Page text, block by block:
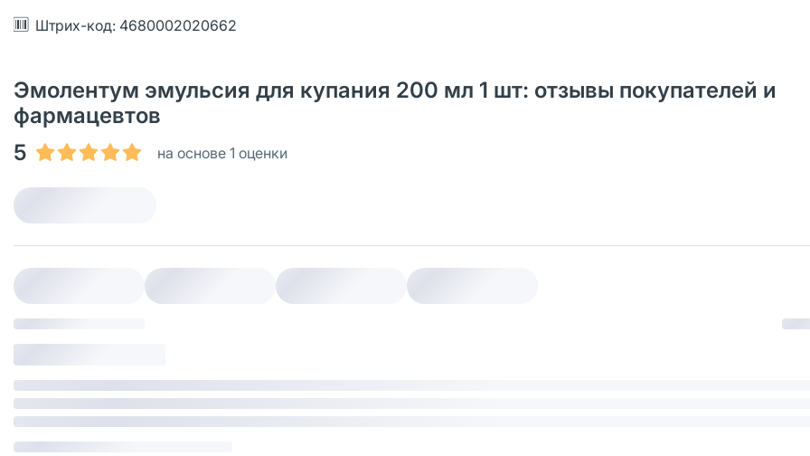
Штрих-код: 4680002020662
Эмолентум эмульсия для купания 200 мл 1 шт: отзывы покупателей и
фармацевтов
5
на основе 1 оценки